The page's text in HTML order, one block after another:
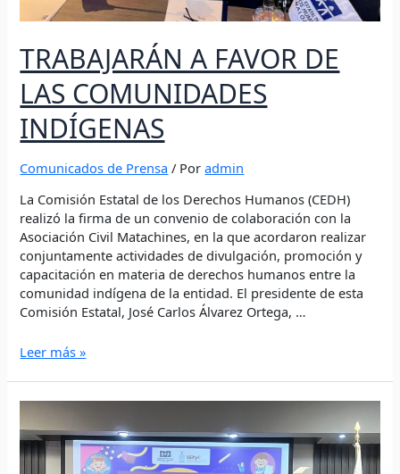
TRABAJARÁN A FAVOR DE
LAS COMUNIDADES
INDÍGENAS
Comunicados de Prensa / Poradmin
La Comisión Estatal de los Derechos Humanos (CEDH)
realizó la firma de un convenio de colaboración con la
Asociación Civil Matachines, en la que acordaron realizar
conjuntamente actividades de divulgación, promoción y
capacitación en materia de derechos humanos entre la
comunidad indígena de la entidad. El presidente de esta
Comisión Estatal, José Carlos Álvarez Ortega, …
Leer más »
LA
NIÑEZ
SINALOENSE